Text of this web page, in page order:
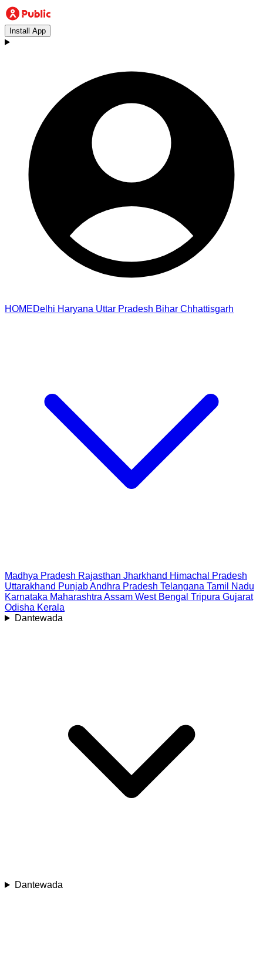
Install App
HOMEDelhi Haryana Uttar Pradesh Bihar Chhattisgarh
Madhya Pradesh Rajasthan Jharkhand Himachal Pradesh
Uttarakhand PunjabAndhra Pradesh Telangana Tamil Nadu
Karnataka Maharashtra Assam West Bengal Tripura Gujarat
Odisha Kerala
Dantewada
Dantewada